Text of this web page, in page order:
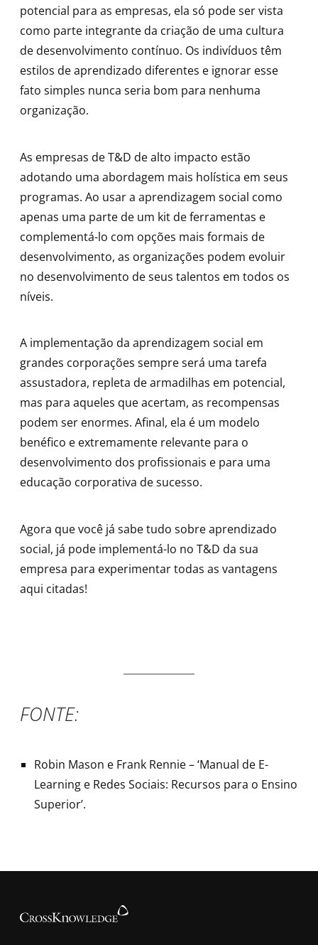
potencial para as empresas, ela só pode ser vista
como parte integrante da criação de uma cultura
de desenvolvimento contínuo. Os indivíduos têm
estilos de aprendizado diferentes e ignorar esse
fato simples nunca seria bom para nenhuma
organização.
As empresas de T&D de alto impacto estão
adotando uma abordagem mais holística em seus
programas. Ao usar a aprendizagem social como
apenas uma parte de um kit de ferramentas e
complementá-lo com opções mais formais de
desenvolvimento, as organizações podem evoluir
no desenvolvimento de seus talentos em todos os
níveis.
A implementação da aprendizagem social em
grandes corporações sempre será uma tarefa
assustadora, repleta de armadilhas em potencial,
mas para aqueles que acertam, as recompensas
podem ser enormes. Afinal, ela é um modelo
benéfico e extremamente relevante para o
desenvolvimento dos profissionais e para uma
educação corporativa de sucesso.
Agora que você já sabe tudo sobre aprendizado
social, já pode implementá-lo no T&D da sua
empresa para experimentar todas as vantagens
aqui citadas!
FONTE:
Robin Mason e Frank Rennie – ‘Manual de E-
Learning e Redes Sociais: Recursos para o Ensino
Superior’.